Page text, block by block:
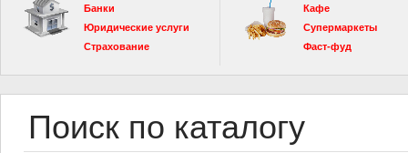
Банки
Юридические услуги
Страхование
Кафе
Супермаркеты
Фаст-фуд
Поиск по каталогу